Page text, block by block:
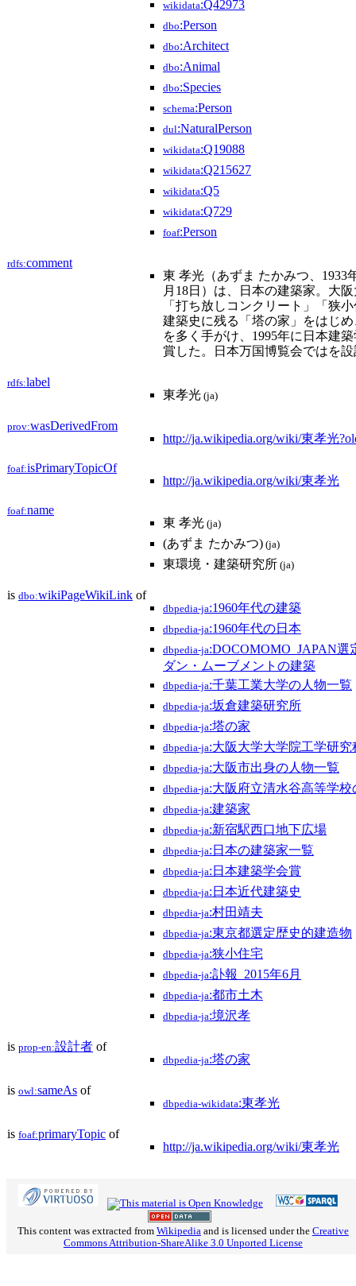
wikidata:Q42973
dbo:Person
dbo:Architect
dbo:Animal
dbo:Species
schema:Person
dul:NaturalPerson
wikidata:Q19088
wikidata:Q215627
wikidata:Q5
wikidata:Q729
foaf:Person
rdfs:comment
東 孝光（あずま たかみつ、1933
月18日）は、日本の建築家。大
「打ち放しコンクリート」「狭
建築史に残る「塔の家」をはじ
を多く手がけ、1995年に日本建
賞した。日本万国博覧会ではを
rdfs:label
東孝光 (ja)
prov:wasDerivedFrom
http://ja.wikipedia.org/wiki/東孝光
foaf:isPrimaryTopicOf
http://ja.wikipedia.org/wiki/東孝光
foaf:name
東 孝光 (ja)
(あずま たかみつ) (ja)
東環境・建築研究所 (ja)
is dbo:wikiPageWikiLink of
dbpedia-ja:1960年代の建築
dbpedia-ja:1960年代の日本
dbpedia-ja:DOCOMOMO_JAPAN選
ダン・ムーブメントの建築
dbpedia-ja:千葉工業大学の人物一覧
dbpedia-ja:坂倉建築研究所
dbpedia-ja:塔の家
dbpedia-ja:大阪大学大学院工学研究
dbpedia-ja:大阪市出身の人物一覧
dbpedia-ja:大阪府立清水谷高等学校
dbpedia-ja:建築家
dbpedia-ja:新宿駅西口地下広場
dbpedia-ja:日本の建築家一覧
dbpedia-ja:日本建築学会賞
dbpedia-ja:日本近代建築史
dbpedia-ja:村田靖夫
dbpedia-ja:東京都選定歴史的建造物
dbpedia-ja:狭小住宅
dbpedia-ja:訃報_2015年6月
dbpedia-ja:都市土木
dbpedia-ja:境沢孝
is prop-en:設計者 of
dbpedia-ja:塔の家
is owl:sameAs of
dbpedia-wikidata:東孝光
is foaf:primaryTopic of
http://ja.wikipedia.org/wiki/東孝光
This content was extracted from Wikipedia and is licensed under the Creative
Commons Attribution-ShareAlike 3.0 Unported License